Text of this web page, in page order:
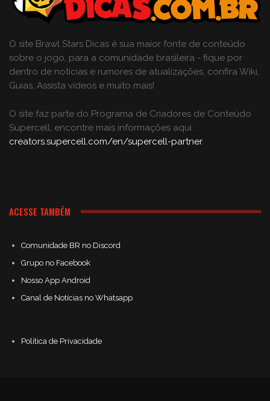
O site Brawl Stars Dicas é sua maior fonte de conteúdo
sobre o jogo, para a comunidade brasileira - fique por
dentro de notícias e rumores de atualizações, confira Wiki,
Guias, Assista vídeos e muito mais!
O site faz parte do Programa de Criadores de Conteúdo
Supercell; encontre mais informações aqui:
creators.supercell.com/en/supercell-partner.
ACESSE TAMBÉM
Comunidade BR no Discord
Grupo no Facebook
Nosso App Android
Canal de Notícias no Whatsapp
Política de Privacidade